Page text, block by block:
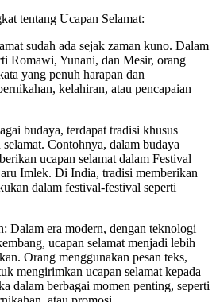
tentang Ucapan Selamat:
sudah ada sejak zaman kuno. Dalam
Romawi, Yunani, dan Mesir, orang
yang penuh harapan dan
kelahiran, atau pencapaian
budaya, terdapat tradisi khusus
Contohnya, dalam budaya
ucapan selamat dalam Festival
Imlek. Di India, tradisi memberikan
dalam festival-festival seperti
Dalam era modern, dengan teknologi
ucapan selamat menjadi lebih
Orang menggunakan pesan teks,
mengirimkan ucapan selamat kepada
dalam berbagai momen penting, seperti